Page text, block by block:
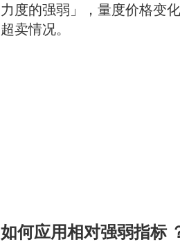
力度的强弱」，量度价格变
超卖情况。
如何应用相对强弱指标